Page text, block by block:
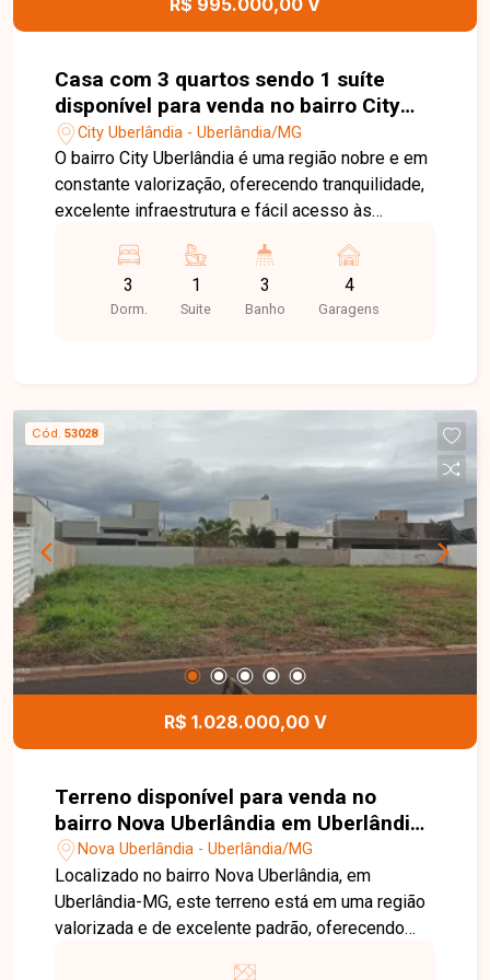
R$ 995.000,00 V
Casa com 3 quartos sendo 1 suíte
disponível para venda no bairro City
Uberlândia em Uberlândia-MG
City Uberlândia - Uberlândia/MG
O bairro City Uberlândia é uma região nobre e em
constante valorização, oferecendo tranquilidade,
excelente infraestrutura e fácil acesso às
Karaíba, o bairro conta com supermercados,
escolas, farmácias, restaurantes e diversos
serviços, proporcionando conforto, praticidade e
blindex, cozinha americana integrada com
armários planejados, cooktop e coifa em inox,
área de serviço separada, varanda gourmet
coberta com churrasqueira, pia, bancada e
armários, hidromassagem e 4 vagas de garagem
cobertas. O imóvel possui 285,23 m² de área
construída em um terreno de 475,50 m², com
ambientes amplos, modernos e excelente padrão
de acabamento. Entre em contato com a Delta
Imóveis e agende sua visita. Nossa equipe está
pronta para apresentar todos os detalhes deste
imóvel e ajudar você a encontrar o imóvel ideal
para viver com conforto, sofisticação e qualidade
3
Dorm.
1
Suite
3
Banho
4
Garagens
Cód. 53028
R$ 1.028.000,00 V
Terreno disponível para venda no
bairro Nova Uberlândia em Uberlândia-
MGNova Uberlândia - Uberlândia/MG
Localizado no bairro Nova Uberlândia, em
Uberlândia-MG, este terreno está em uma região
valorizada e de excelente padrão, oferecendo